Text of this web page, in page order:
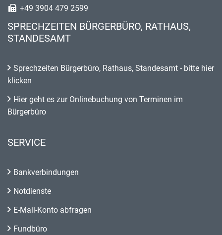
+49 3904 479 2599
SPRECHZEITEN BÜRGERBÜRO, RATHAUS,
STANDESAMT
Sprechzeiten Bürgerbüro, Rathaus, Standesamt - bitte hier
klicken
Hier geht es zur Onlinebuchung von Terminen im
Bürgerbüro
SERVICE
Bankverbindungen
Notdienste
E-Mail-Konto abfragen
Fundbüro